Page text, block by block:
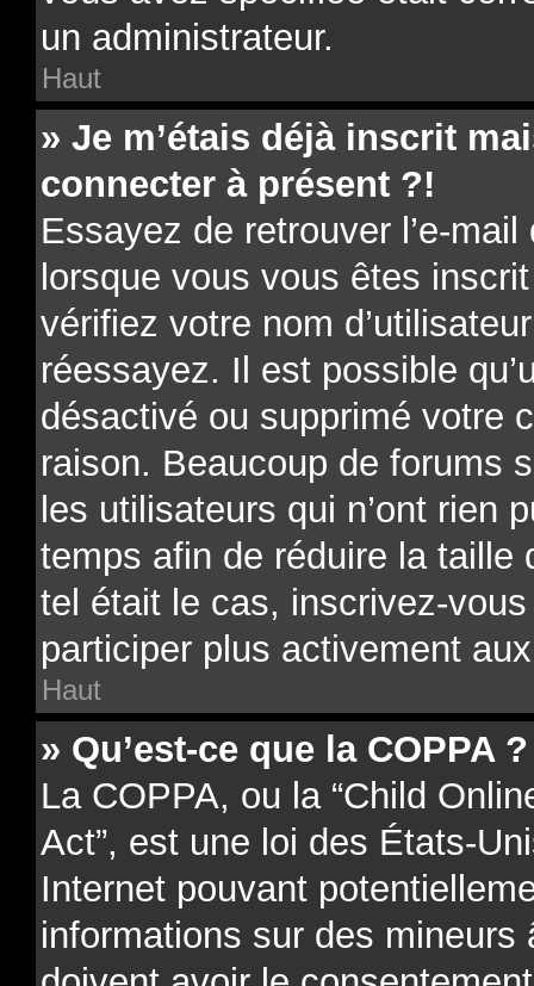
un administrateur.
Haut
» Je m’étais déjà inscrit
connecter à présent ?!
Essayez de retrouver l’e-
lorsque vous vous êtes
vérifiez votre nom
réessayez. Il est possible
désactivé ou supprimé votre
raison. Beaucoup de forums
les utilisateurs qui n’ont rien
temps afin de réduire la taille
tel était le cas, inscrivez-
participer plus activement
Haut
» Qu’est-ce que la COPPA ?
La COPPA, ou la “Child
Act”, est une loi des États-
Internet pouvant
informations sur des